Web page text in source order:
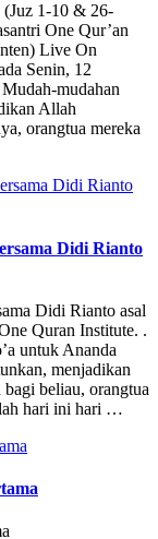
(Juz 1-10 & 26-
One Qur’an
Live On
Senin, 12
mudahan
Allah
orangtua mereka
Didi Rianto
Didi Rianto asal
Quran Institute. .
untuk Ananda
menjadikan
beliau, orangtua
hari ini hari …